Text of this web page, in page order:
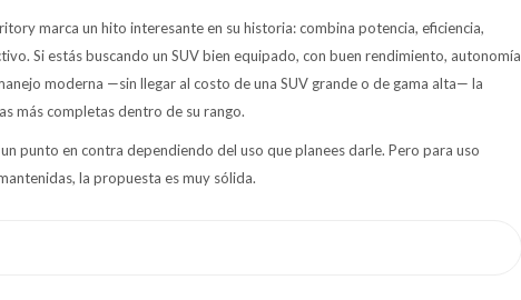
marca un hito interesante en su historia: combina potencia, eficiencia,
Si estás buscando un SUV bien equipado, con buen rendimiento, autonomía
moderna —sin llegar al costo de una SUV grande o de gama alta— la
más completas dentro de su rango.
punto en contra dependiendo del uso que planees darle. Pero para uso
la propuesta es muy sólida.